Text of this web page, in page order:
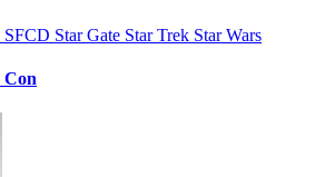
SFCD Star Gate Star Trek Star Wars